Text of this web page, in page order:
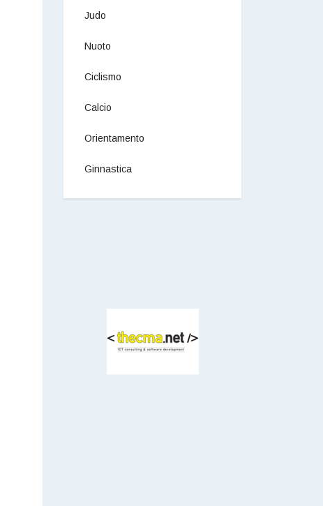
Judo
Nuoto
Ciclismo
Calcio
Orientamento
Ginnastica